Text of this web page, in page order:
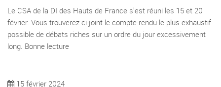
Le CSA de la DI des Hauts de France s’est réuni les 15 et 20
février. Vous trouverez ci-joint le compte-rendu le plus exhaustif
possible de débats riches sur un ordre du jour excessivement
long. Bonne lecture
15 février 2024